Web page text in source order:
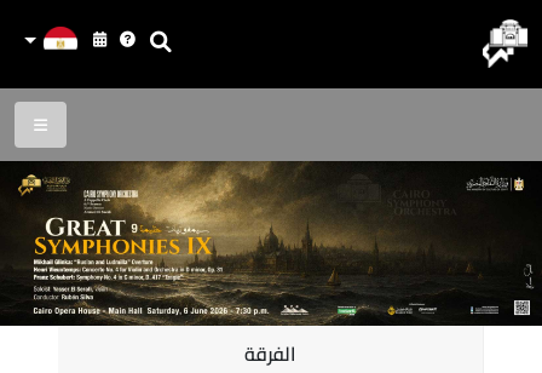
الفرقة